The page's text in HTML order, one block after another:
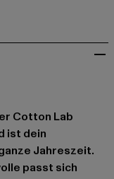
Cotton Lab
ist dein
Jahreszeit.
passt sich